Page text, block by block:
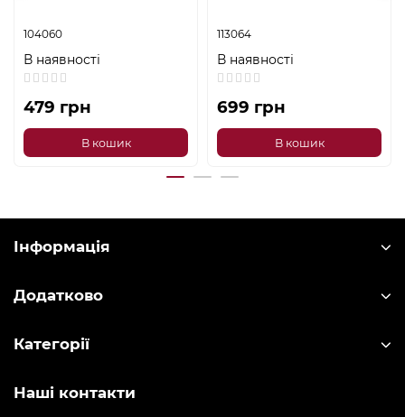
104060
В наявності
479 грн
В кошик
113064
В наявності
699 грн
В кошик
Інформація
Додатково
Категорії
Наші контакти